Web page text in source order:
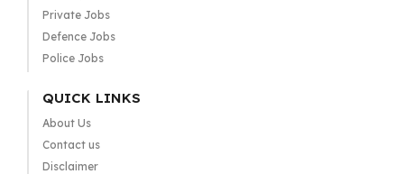
Private Jobs
Defence Jobs
Police Jobs
QUICK LINKS
About Us
Contact us
Disclaimer